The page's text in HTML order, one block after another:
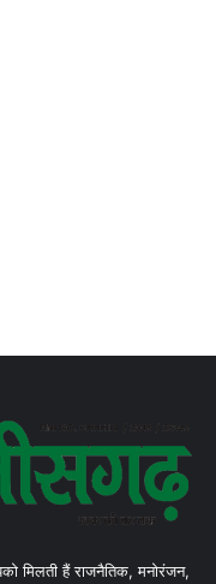
मिलती हैं राजनैतिक, मनोरंजन,